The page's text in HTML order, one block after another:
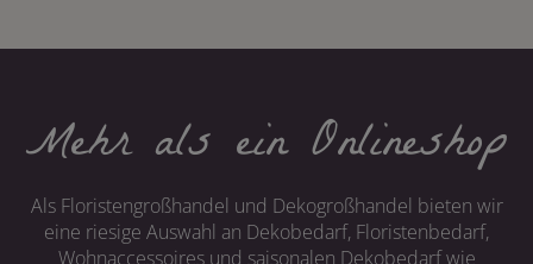
Mehr als ein Onlineshop
Als Floristengroßhandel und Dekogroßhandel bieten wir
eine riesige Auswahl an Dekobedarf, Floristenbedarf,
Wohnaccessoires und saisonalen Dekobedarf wie